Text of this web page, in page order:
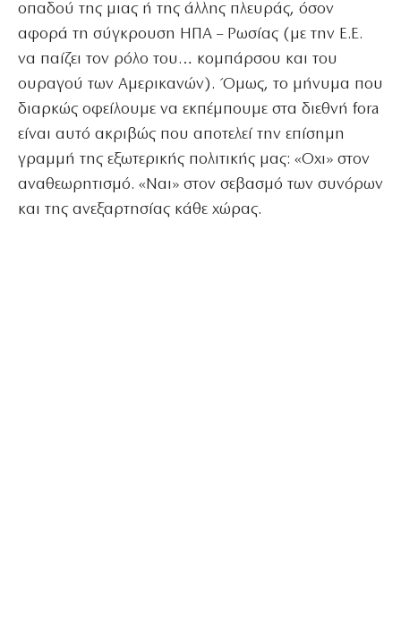
οπαδού της μιας ή της άλλης πλευράς, όσον
αφορά τη σύγκρουση ΗΠΑ – Ρωσίας (με την Ε.Ε.
να παίζει τον ρόλο του… κομπάρσου και του
ουραγού των Αμερικανών). Όμως, το μήνυμα που
διαρκώς οφείλουμε να εκπέμπουμε στα διεθνή fora
είναι αυτό ακριβώς που αποτελεί την επίσημη
γραμμή της εξωτερικής πολιτικής μας: «Οχι» στον
αναθεωρητισμό. «Ναι» στον σεβασμό των συνόρων
και της ανεξαρτησίας κάθε χώρας.